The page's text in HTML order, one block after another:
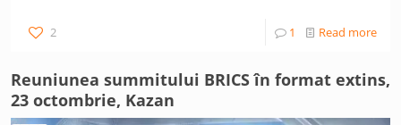
2 1 Read more
Reuniunea summitului BRICS în format extins,
23 octombrie, Kazan